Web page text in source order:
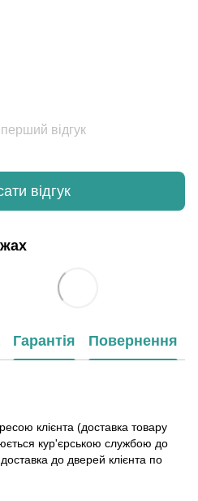
відгук
відгук
Гарантія Повернення
клієнта (доставка товару
кур'єрською службою до
до дверей клієнта по